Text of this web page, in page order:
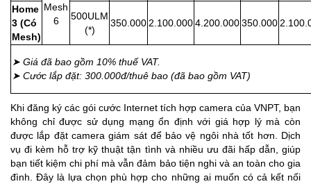
Mesh
6
Home
3 (Có
Mesh)
500ULM
(*)
350.0002.100.0004.200.000350.000
➤ Giá đã bao gồm 10% thuế VAT.
➤ Cước lắp đặt: 300.000đ/thuê bao (đã bao gồm VAT)
Khi đăng ký các gói cước Internet tích hợp camera của VNPT, bạn
không chỉ được sử dụng mạng ổn định với giá hợp lý mà còn
được lắp đặt camera giám sát để bảo vệ ngôi nhà tốt hơn. Dịch
vụ đi kèm hỗ trợ kỹ thuật tận tình và nhiều ưu đãi hấp dẫn, giúp
bạn tiết kiệm chi phí mà vẫn đảm bảo tiện nghi và an toàn cho gia
đình. Đây là lựa chọn phù hợp cho những ai muốn có cả kết nối